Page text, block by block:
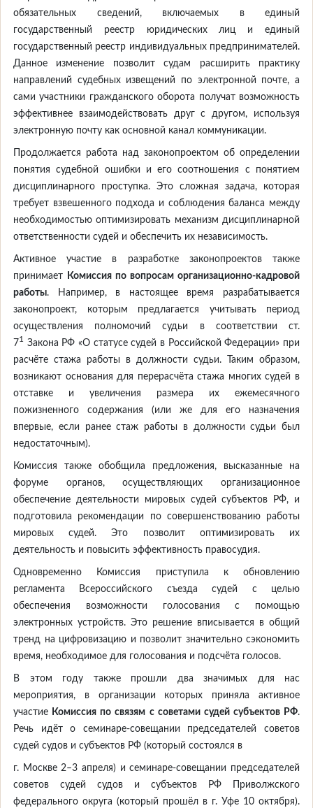
обязательных сведений, включаемых в единый
государственный реестр юридических лиц и единый
государственный реестр индивидуальных предпринимателей.
Данное изменение позволит судам расширить практику
направлений судебных извещений по электронной почте, а
сами участники гражданского оборота получат возможность
эффективнее взаимодействовать друг с другом, используя
электронную почту как основной канал коммуникации.
Продолжается работа над законопроектом об определении
понятия судебной ошибки и его соотношения с понятием
дисциплинарного проступка. Это сложная задача, которая
требует взвешенного подхода и соблюдения баланса между
необходимостью оптимизировать механизм дисциплинарной
ответственности судей и обеспечить их независимость.
Активное участие в разработке законопроектов также
принимает
Комиссия по вопросам организационно-кадровой
работы. Например, в настоящее время разрабатывается
законопроект, которым предлагается учитывать период
осуществления полномочий судьи в соответствии ст.
71 Закона РФ «О статусе судей в Российской Федерации» при
расчёте стажа работы в должности судьи. Таким образом,
возникают основания для перерасчёта стажа многих судей в
отставке и увеличения размера их ежемесячного
пожизненного содержания (или же для его назначения
впервые, если ранее стаж работы в должности судьи был
недостаточным).
Комиссия также обобщила предложения, высказанные на
форуме органов, осуществляющих организационное
обеспечение деятельности мировых судей субъектов РФ, и
подготовила рекомендации по совершенствованию работы
мировых судей. Это позволит оптимизировать их
деятельность и повысить эффективность правосудия.
Одновременно Комиссия приступила к обновлению
регламента Всероссийского съезда судей с целью
обеспечения возможности голосования с помощью
электронных устройств. Это решение вписывается в общий
тренд на цифровизацию и позволит значительно сэкономить
время, необходимое для голосования и подсчёта голосов.
В этом году также прошли два значимых для нас
мероприятия, в организации которых приняла активное
участие Комиссия по связям с советами судей субъектов РФ.
Речь идёт о семинаре-совещании председателей советов
судей судов и субъектов РФ (который состоялся в
г. Москве 2–3 апреля) и семинаре-совещании председателей
советов судей судов и субъектов РФ Приволжского
федерального округа (который прошёл в г. Уфе 10 октября).